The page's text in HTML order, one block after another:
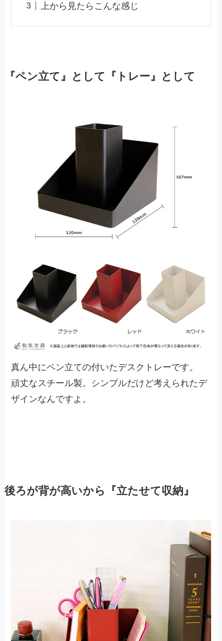
上から見たらこんな感じ
『ペン立て』として『トレー』として
真ん中にペン立ての付いたデスクトレーです。
頑丈なスチール製。シンプルだけど考えられたデ
ザインなんですよ。
後ろが背が高いから『立たせて収納』